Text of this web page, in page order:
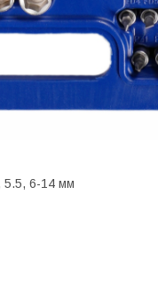
5.5, 6-14 мм